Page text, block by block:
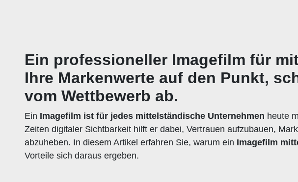
Ein professioneller Imagefilm für
Ihre Markenwerte auf den Punkt,
vom Wettbewerb ab.
Ein Imagefilm ist für jedes mittelständische Unternehmen heute
Zeiten digitaler Sichtbarkeit hilft er dabei, Vertrauen aufzubauen,
abzuheben. In diesem Artikel erfahren Sie, warum ein Imagefilm
Vorteile sich daraus ergeben.